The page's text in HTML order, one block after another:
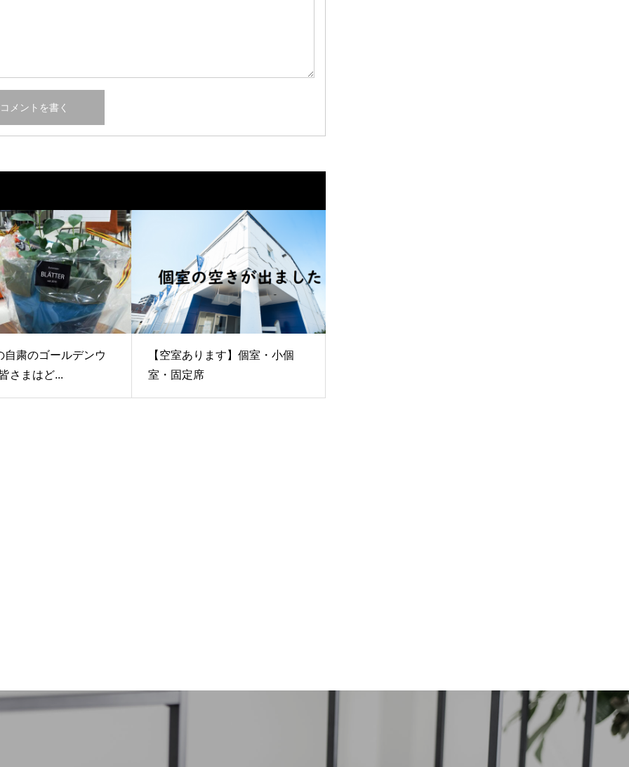
自粛のゴールデンウ
さまはど...
【空室あります】個室・小個
室・固定席